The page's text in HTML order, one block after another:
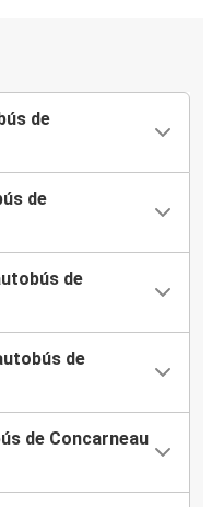
de
de
de
de
de Concarneau